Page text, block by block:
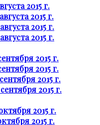
2015 г.
2015 г.
2015 г.
2015 г.
2015 г.
2015 г.
2015 г.
2015 г.
2015 г.
2015 г.